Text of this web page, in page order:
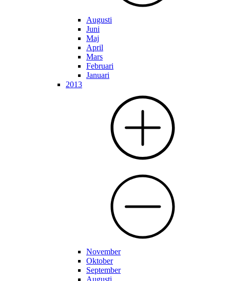
Augusti
Juni
Maj
April
Mars
Februari
Januari
2013
November
Oktober
September
Augusti